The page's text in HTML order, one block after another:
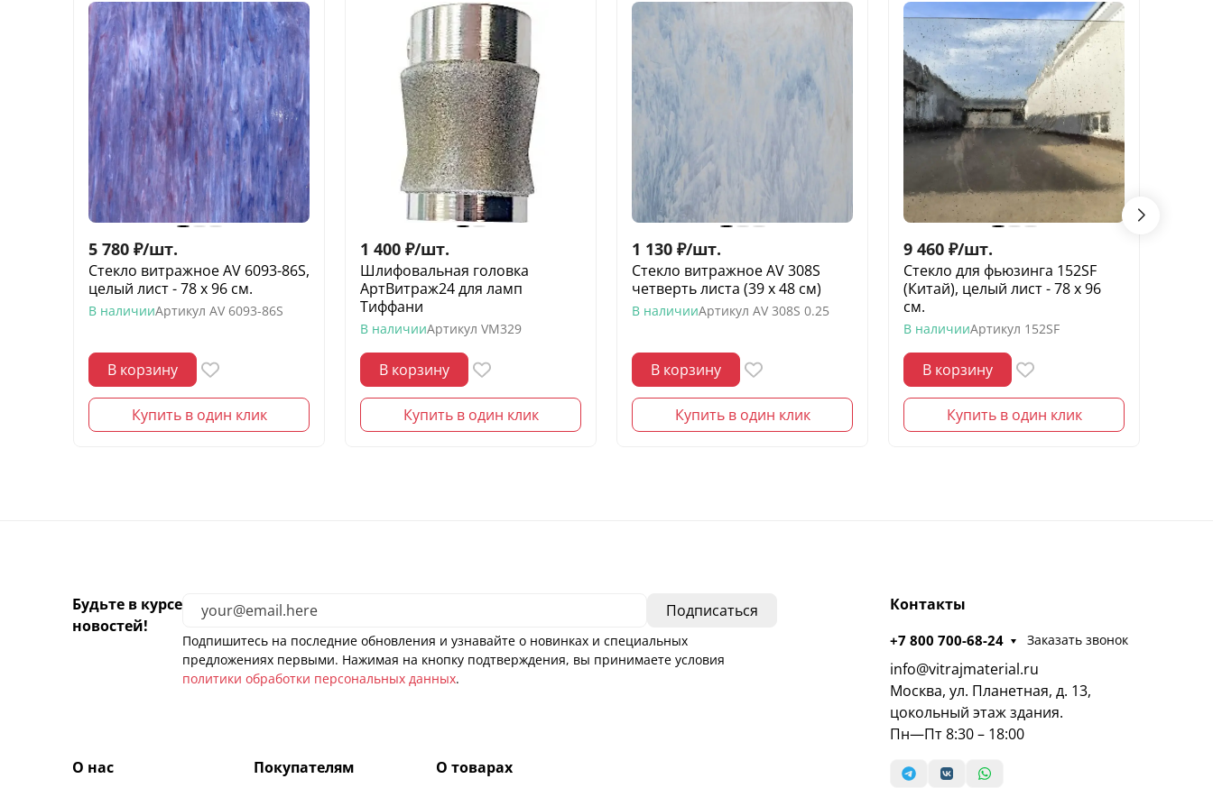
5 780 ₽/шт.
Стекло витражное AV 6093-86S,
целый лист - 78 х 96 cм.
В наличииАртикул AV 6093-86S
В корзину
Купить в один клик
1 400 ₽/шт.
Шлифовальная головка
АртВитраж24 для ламп
Тиффани
В наличииАртикул VM329
В корзину
Купить в один клик
1 130 ₽/шт.
Стекло витражное AV 308S
четверть листа (39 х 48 см)
В наличииАртикул AV 308S 0.25
В корзину
Купить в один клик
9 460 ₽/шт.
Стекло для фьюзинга 152SF
(Китай), целый лист - 78 х 96
cм.
В наличииАртикул 152SF
В корзину
Купить в один клик
Будьте в курсе
новостей!
Подпишитесь на последние обновления и узнавайте о новинках и специальных
предложениях первыми. Нажимая на кнопку подтверждения, вы принимаете условия
политики обработки персональных данных.
О нас
Покупателям
О товарах
Контакты
+7 800 700-68-24 Заказать звонок
info@vitrajmaterial.ru
Москва, ул. Планетная, д. 13,
цокольный этаж здания.
Пн—Пт 8:30 – 18:00